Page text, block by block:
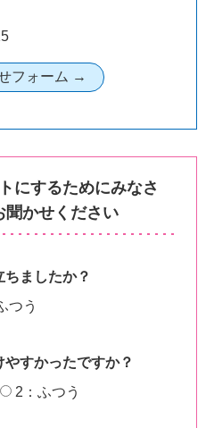
にするためにみなさ
聞かせください
ましたか？
つう
すかったですか？
2：ふつう